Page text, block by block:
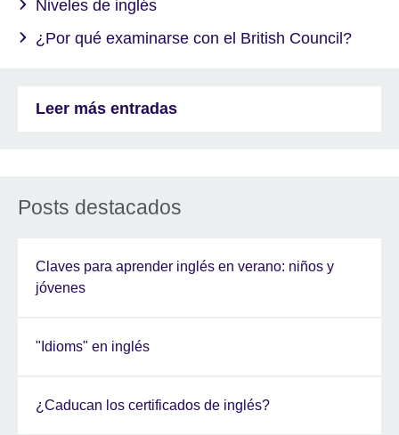
Niveles de inglés
¿Por qué examinarse con el British Council?
Leer más entradas
Posts destacados
Claves para aprender inglés en verano: niños y
jóvenes
"Idioms" en inglés
¿Caducan los certificados de inglés?